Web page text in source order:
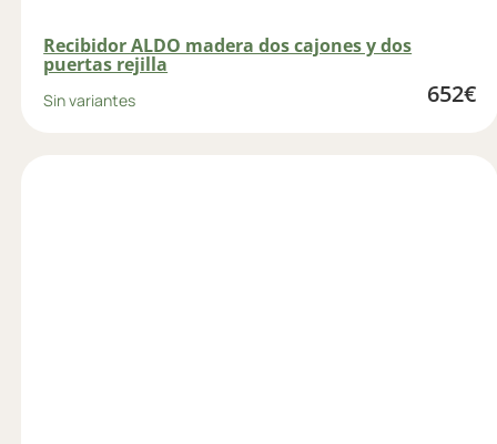
Recibidor ALDO madera dos cajones y dos
puertas rejilla
Sin variantes 652€